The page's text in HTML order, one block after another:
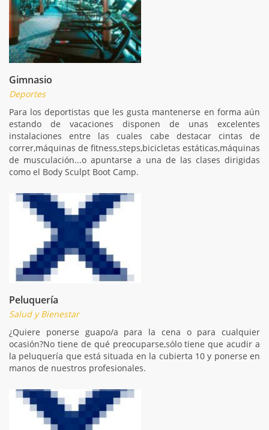
Gimnasio
Deportes
Para los deportistas que les gusta mantenerse en forma aún
estando de vacaciones disponen de unas excelentes
instalaciones entre las cuales cabe destacar cintas de
correr,máquinas de fitness,steps,bicicletas estáticas,máquinas
de musculación...o apuntarse a una de las clases dirigidas
como el Body Sculpt Boot Camp.
Peluquería
Salud y Bienestar
¿Quiere ponerse guapo/a para la cena o para cualquier
ocasión?No tiene de qué preocuparse,sólo tiene que acudir a
la peluquería que está situada en la cubierta 10 y ponerse en
manos de nuestros profesionales.